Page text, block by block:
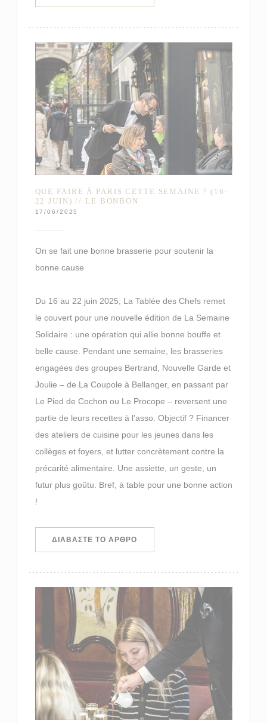
QUE FAIRE À PARIS CETTE SEMAINE ? (16-
22 JUIN) // LE BONBON
17/06/2025
On se fait une bonne brasserie pour soutenir la
bonne cause
Du 16 au 22 juin 2025, La Tablée des Chefs remet
le couvert pour une nouvelle édition de La Semaine
Solidaire : une opération qui allie bonne bouffe et
belle cause. Pendant une semaine, les brasseries
engagées des groupes Bertrand, Nouvelle Garde et
Joulie – de La Coupole à Bellanger, en passant par
Le Pied de Cochon ou Le Procope – reversent une
partie de leurs recettes à l’asso. Objectif ? Financer
des ateliers de cuisine pour les jeunes dans les
collèges et foyers, et lutter concrètement contre la
précarité alimentaire. Une assiette, un geste, un
futur plus goûtu. Bref, à table pour une bonne action
!
ΔΙΑΒΆΣΤΕ ΤΟ ΆΡΘΡΟ